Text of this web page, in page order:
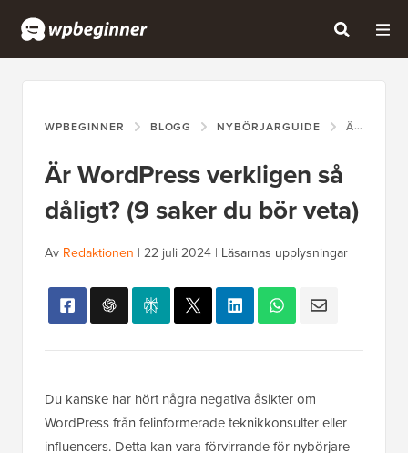
WPBEGINNER BLOGG NYBÖRJARGUIDE ÄR WORDPRESS VERKLIGEN SÅ DÅLIGT? (9 SAKER DU BÖR VETA)
Är WordPress verkligen så
dåligt? (9 saker du bör veta)
Av Redaktionen | 22 juli 2024 | Läsarnas upplysningar
Du kanske har hört några negativa åsikter om
WordPress från felinformerade teknikkonsulter eller
influencers. Detta kan vara förvirrande för nybörjare